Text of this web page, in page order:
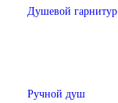
Душевой гарнитур
Ручной душ